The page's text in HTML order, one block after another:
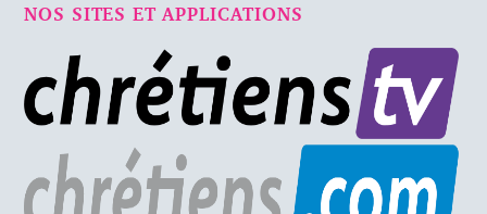
NOS SITES ET APPLICATIONS